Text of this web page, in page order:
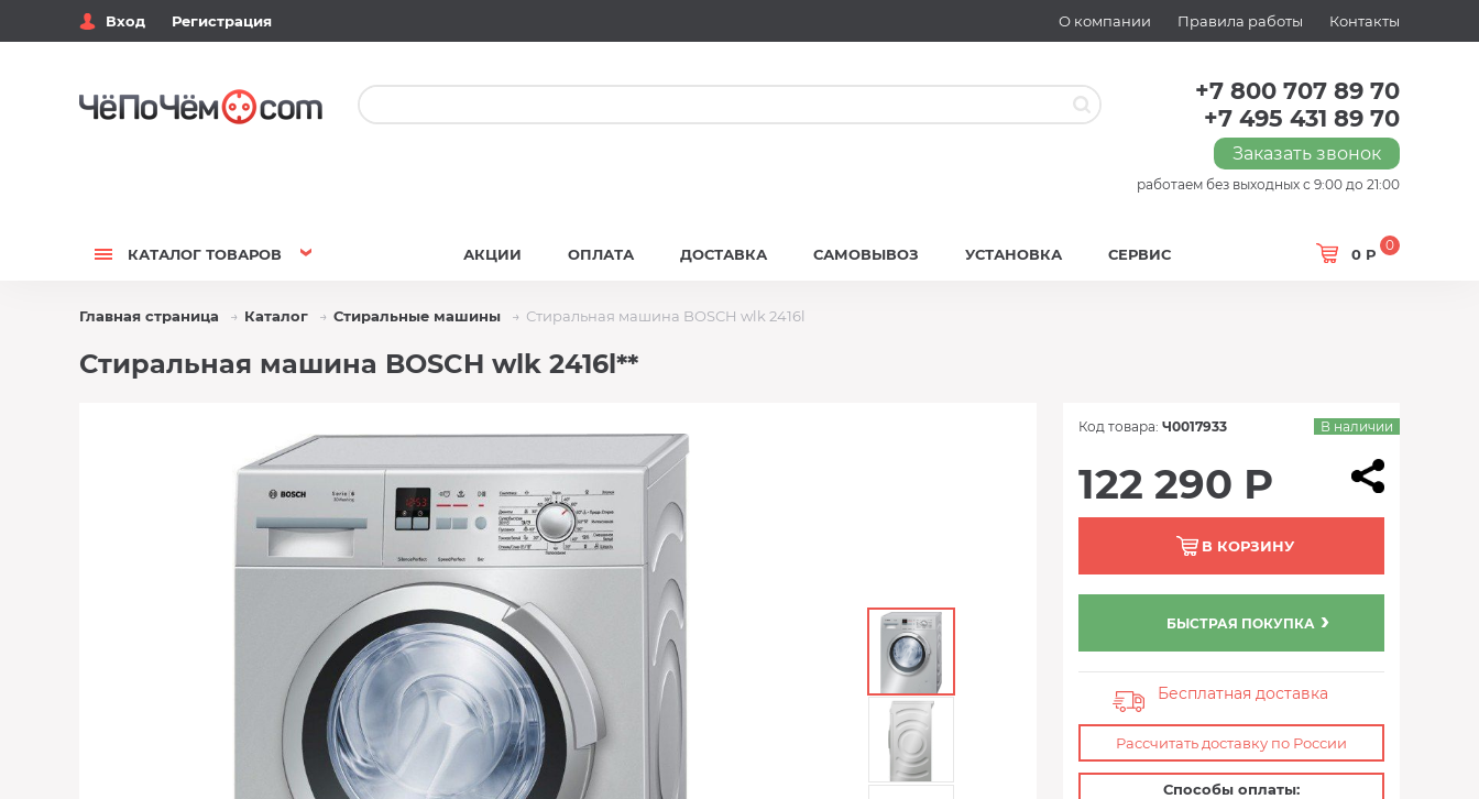
Вход Регистрация О компании Правила работы Контакты
+7 800 707 89 70
+7 495 431 89 70
Заказать звонок
работаем без выходных с 9:00 до 21:00
КАТАЛОГ ТОВАРОВ 0 Р
0
АКЦИИ ОПЛАТА ДОСТАВКА САМОВЫВОЗ УСТАНОВКА СЕРВИС
Главная страница Каталог Стиральные машины Стиральная машина BOSCH wlk 2416l
Стиральная машина BOSCH wlk 2416l**
Код товара: Ч0017933 В наличии
122 290 Р
В КОРЗИНУ
БЫСТРАЯ ПОКУПКА
Бесплатная доставка
Рассчитать доставку по России
Способы оплаты: